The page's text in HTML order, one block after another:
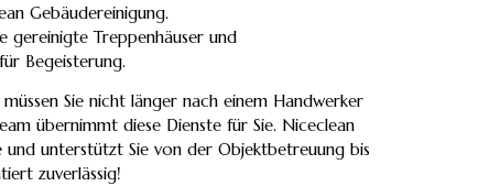
Gebäudereinigung.
gereinigte Treppenhäuser und
Begeisterung.
Sie nicht länger nach einem Handwerker
übernimmt diese Dienste für Sie. Niceclean
und unterstützt Sie von der Objektbetreuung bis
zuverlässig!